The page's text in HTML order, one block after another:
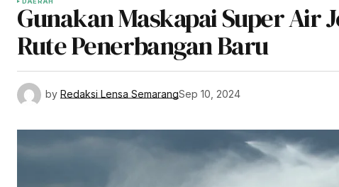
Gunakan Maskapai Super Air
Rute Penerbangan Baru
by Redaksi Lensa SemarangSep 10, 2024